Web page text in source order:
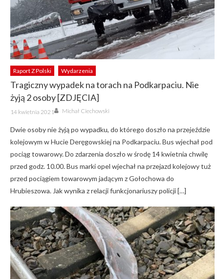
Raport Z Polski Wydarzenia
Tragiczny wypadek na torach na Podkarpaciu. Nie
żyją 2 osoby [ZDJĘCIA]
Posted
on
14 kwietnia 2021 Author
Michał Ciechowski
Dwie osoby nie żyją po wypadku, do którego doszło na przejeździe
kolejowym w Hucie Deręgowskiej na Podkarpaciu. Bus wjechał pod
pociąg towarowy. Do zdarzenia doszło w środę 14 kwietnia chwilę
przed godz. 10.00. Bus marki opel wjechał na przejazd kolejowy tuż
przed pociągiem towarowym jadącym z Gołochowa do
Hrubieszowa. Jak wynika z relacji funkcjonariuszy policji […]